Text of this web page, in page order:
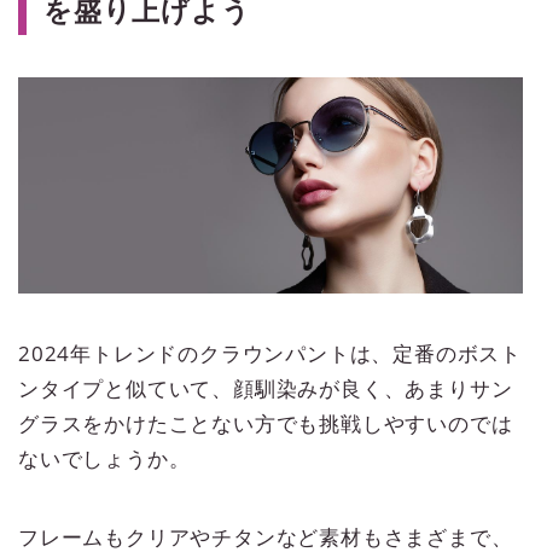
を盛り上げよう
2024年トレンドのクラウンパントは、定番のボスト
ンタイプと似ていて、顔馴染みが良く、あまりサン
グラスをかけたことない方でも挑戦しやすいのでは
ないでしょうか。
フレームもクリアやチタンなど素材もさまざまで、